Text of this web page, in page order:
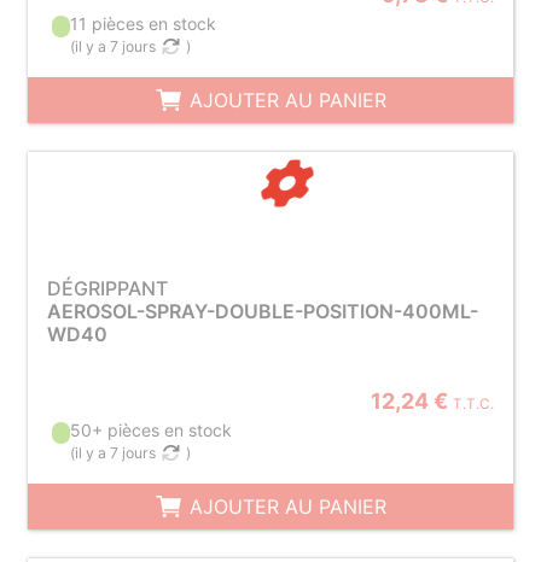
11 pièces en stock
(il y a 7 jours )
AJOUTER AU PANIER
DÉGRIPPANT
AEROSOL-SPRAY-DOUBLE-POSITION-400ML-
WD40
12,24 € T.T.C.
50+ pièces en stock
(il y a 7 jours )
AJOUTER AU PANIER